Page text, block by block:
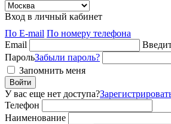
Вход в личный кабинет
По E-mail По номеру телефона
Email
ПарольЗабыли пароль?
Запомнить меня
Войти
У вас еще нет доступа?
Телефон
Наименование